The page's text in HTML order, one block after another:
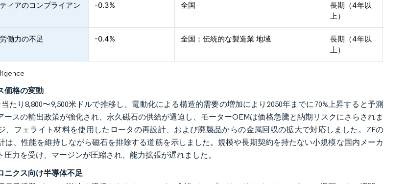
ィアのコンプライアン
-0.3% 全国
長期（4年以
上）
働力の不足 -0.4% 全国；伝統的な製造業 地域
長期（4年以
上）
価格の変動
たり8,800〜9,500米ドルで推移し、電動化による構造的需要の増加により2050年までに70%上昇すると予測
ースの輸出政策が強化され、永久磁石の供給が逼迫し、モーターOEMは価格急騰と納期リスクにさらされま
、フェライト材料を使用したロータの再設計、および廃製品からの金属回収の拡大で対応しました。ZFの
は、性能を維持しながら磁石を排除する道筋を示しました。規模や長期契約を持たない小規模な国内メーカ
圧力を受け、マージンが圧縮され、能力拡張が遅れました。
ニクス向け半導体不足